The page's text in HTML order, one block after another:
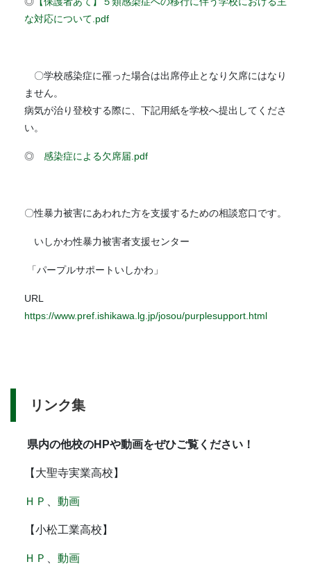
な対応について.pdf
〇学校感染症に罹った場合は出席停止となり欠席にはなり
ません。
病気が治り登校する際に、下記用紙を学校へ提出してくださ
い。
◎ 感染症による欠席届.pdf
〇性暴力被害にあわれた方を支援するための相談窓口です。
いしかわ性暴力被害者支援センター
「パープルサポートいしかわ」
URL
https://www.pref.ishikawa.lg.jp/josou/purplesupport.html
リンク集
県内の他校のHPや動画をぜひご覧ください！
【大聖寺実業高校】
ＨＰ 動画
【小松工業高校】
ＨＰ 動画